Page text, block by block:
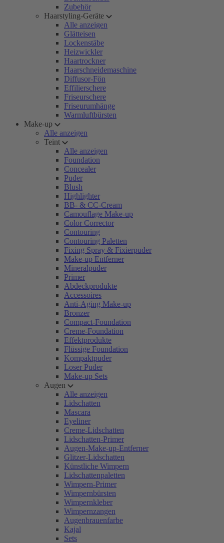
Zubehör
Haarstyling-Geräte
Alle anzeigen
Glätteisen
Lockenstäbe
Heizwickler
Haartrockner
Haarschneidemaschine
Diffusor-Fön
Effilierschere
Friseurschere
Friseurumhänge
Warmluftbürsten
Make-up
Alle anzeigen
Teint
Alle anzeigen
Foundation
Concealer
Puder
Blush
Highlighter
BB- & CC-Cream
Camouflage Make-up
Color Corrector
Contouring
Contouring Paletten
Fixing Spray & Fixierpuder
Make-up Entferner
Mineralpuder
Primer
Abdeckprodukte
Accessoires
Anti-Aging Make-up
Bronzer
Compact-Foundation
Creme-Foundation
Effektprodukte
Flüssige Foundation
Kompaktpuder
Loser Puder
Make-up Sets
Augen
Alle anzeigen
Lidschatten
Mascara
Eyeliner
Creme-Lidschatten
Lidschatten-Primer
Augen-Make-up-Entferner
Glitzer-Lidschatten
Künstliche Wimpern
Lidschattenpaletten
Wimpern-Primer
Wimpernbürsten
Wimpernkleber
Wimpernzangen
Augenbrauenfarbe
Kajal
Sets